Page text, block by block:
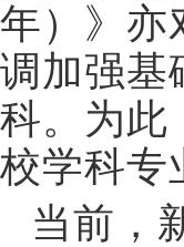
年）》亦
调加强基
科。为此
校学科专
当前，